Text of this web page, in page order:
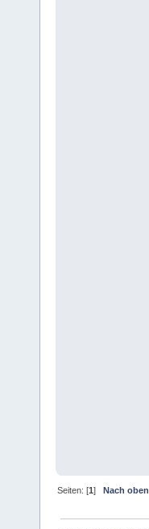
Seiten: [1] Nach oben